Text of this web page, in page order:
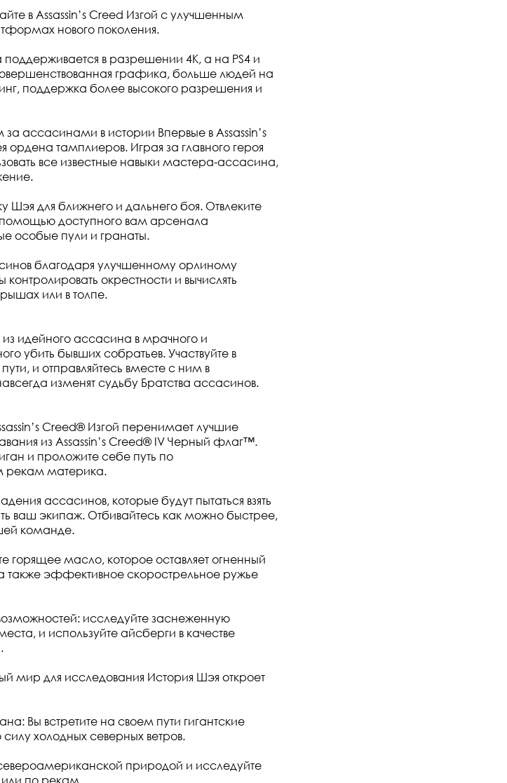
в Assassin’s Creed Изгой с улучшенным
нового поколения.
поддерживается в разрешении 4K, а на PS4 и
графика, больше людей на
поддержка более высокого разрешения и
ассасинами в истории Впервые в Assassin’s
тамплиеров. Играя за главного героя
все известные навыки мастера-ассасина,
Шэя для ближнего и дальнего боя. Отвлеките
помощью доступного вам арсенала
особые пули и гранаты.
благодаря улучшенному орлиному
окрестности и вычислять
или в толпе.
идейного ассасина в мрачного и
убить бывших собратьев. Участвуйте в
и отправляйтесь вместе с ним в
изменят судьбу Братства ассасинов.
Creed® Изгой перенимает лучшие
из Assassin’s Creed® IV Черный флаг™.
и проложите себе путь по
рекам материка.
ассасинов, которые будут пытаться взять
ваш экипаж. Отбивайтесь как можно быстрее,
команде.
горящее масло, которое оставляет огненный
также эффективное скорострельное ружье
исследуйте заснеженную
и используйте айсберги в качестве
мир для исследования История Шэя откроет
Вы встретите на своем пути гигантские
холодных северных ветров.
природой и исследуйте
по рекам.